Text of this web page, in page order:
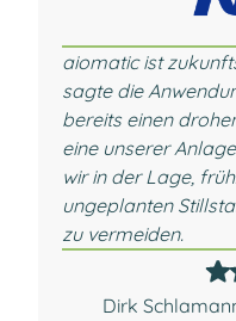
aiomatic ist
sagte die
bereits einen
eine unserer
wir in der Lage,
ungeplanten
zu vermeiden.
Dirk